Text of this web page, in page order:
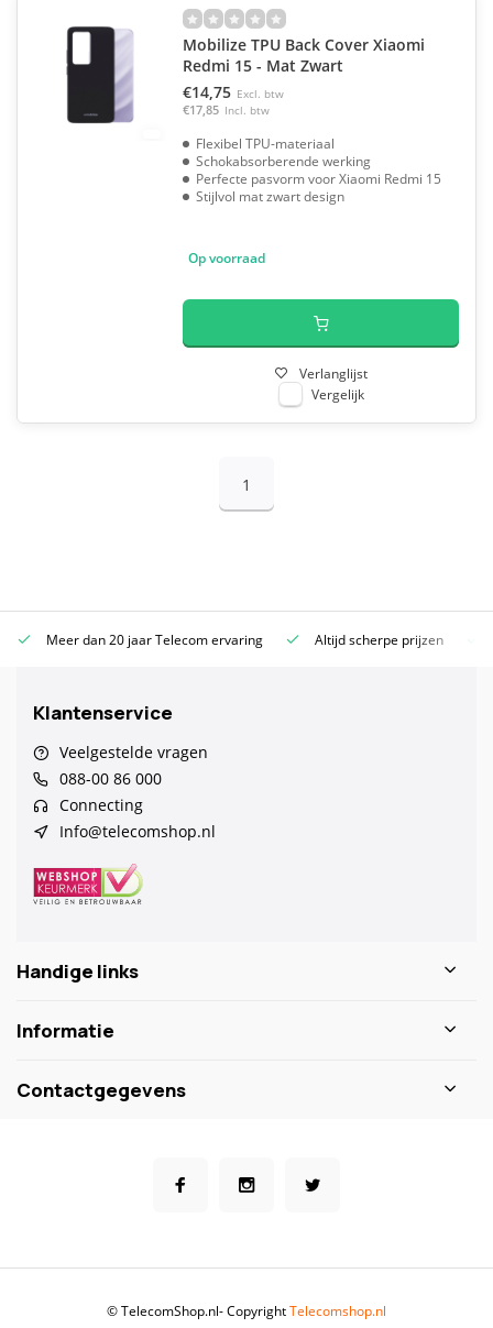
Mobilize TPU Back Cover Xiaomi
Redmi 15 - Mat Zwart
€14,75 Excl. btw
€17,85 Incl. btw
Flexibel TPU-materiaal
Schokabsorberende werking
Perfecte pasvorm voor Xiaomi Redmi 15
Stijlvol mat zwart design
Op voorraad
Verlanglijst
Vergelijk
1
Meer dan 20 jaar Telecom ervaring Altijd scherpe prijzen
Klantenservice
Veelgestelde vragen
088-00 86 000
Connecting
Info@telecomshop.nl
Handige links
Informatie
Contactgegevens
© TelecomShop.nl- CopyrightTelecomshop.nl